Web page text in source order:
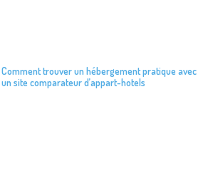
Comment trouver un hébergement pratique avec
un site comparateur d’appart-hotels